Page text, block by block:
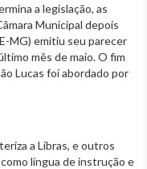
a legislação, as
Municipal depois
MG) emitiu seu parecer
mês de maio. O fim
Lucas foi abordado por
a Libras, e outros
língua de instrução e